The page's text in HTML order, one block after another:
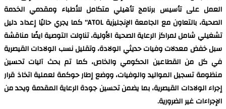
العمل على تأسيس برنامج تأهيلي متكامل للأطباء ومقدمي الخدمة
الصحية، بالتعاون مع الجامعة الإنجليزية ATOL” كما يجري حاليًا إعداد دليل
تشغيلي شامل لمراكز الرعاية الصحية الأولية، تناولت التوصية ايضًا مناقشة
سبل خفض معدلات وفيات حديثي الولادة، وتقليل نسب الولادات القيصرية
في كل من القطاعين الحكومي والخاص، كما تم بحث آليات تحسين
منظومة تسجيل المواليد والوفيات، ووضع إطار حوكمة لعملية اتخاذ قرار
إجراء الولادات القيصرية، بما يضمن تحسين جودة الرعاية المقدمة ويحد من
الإجراءات غير الضرورية.